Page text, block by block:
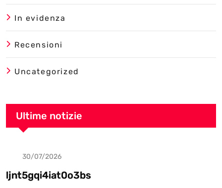
In evidenza
Recensioni
Uncategorized
Ultime notizie
Uncategorized
30/07/2026
ljnt5gqi4iat0o3bs